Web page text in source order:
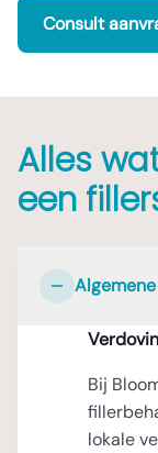
Consult
Alles
een
Bij
lokale